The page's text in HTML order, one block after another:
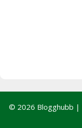
© 2026 Blogghubb |